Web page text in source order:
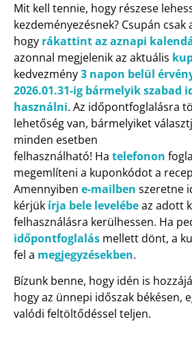
Mit kell tennie, hogy részese
kezdeményezésnek? Csupán csak
hogy rákattint az aznapi
azonnal megjelenik az aktuális
kedvezmény3 napon belül
2026.01.31-ig bármelyik szabad
használni. Az időpontfoglalásra
lehetőség van, bármelyiket
minden esetben
felhasználható! Ha telefonon
megemlíteni a kuponkódot a
Amennyiben e-mailben szeretne
kérjük írja bele levelébeaz adott
felhasználásra kerülhessen. Ha
időpontfoglalás mellett dönt, a
fel a megjegyzésekben.
Bízunk benne, hogy idén is
hogy az ünnepi időszak békésen,
valódi feltöltődéssel teljen.